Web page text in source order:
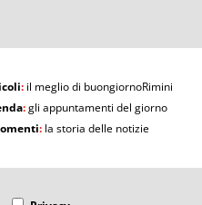
: il meglio di buongiornoRimini
:gli appuntamenti del giorno
: la storia delle notizie